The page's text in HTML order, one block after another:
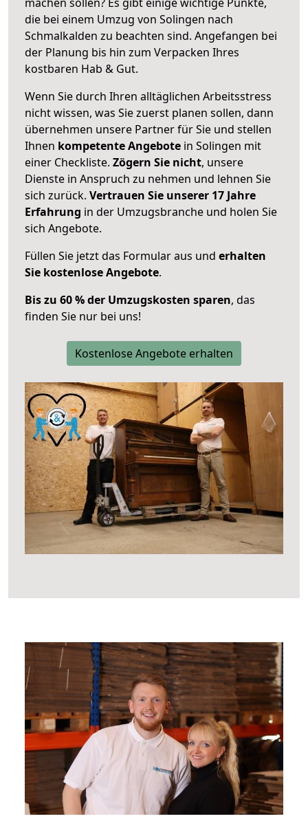
die bei einem Umzug von Solingen nach
Schmalkalden zu beachten sind. Angefangen bei
der Planung bis hin zum Verpacken Ihres
kostbaren Hab & Gut.
Wenn Sie durch Ihren alltäglichen Arbeitsstress
nicht wissen, was Sie zuerst planen sollen, dann
übernehmen unsere Partner für Sie und stellen
Ihnen kompetente Angebote in Solingen mit
einer Checkliste. Zögern Sie nicht, unsere
Dienste in Anspruch zu nehmen und lehnen Sie
sich zurück. Vertrauen Sie unserer 17 Jahre
Erfahrung in der Umzugsbranche und holen Sie
sich Angebote.
Füllen Sie jetzt das Formular aus und erhalten
Sie kostenlose Angebote.
Bis zu 60 % der Umzugskosten sparen, das
finden Sie nur bei uns!
Kostenlose Angebote erhalten